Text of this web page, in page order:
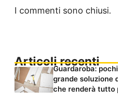
I commenti sono chiusi.
Articoli recenti
Guardaroba:
grande soluzione
che renderà tutto